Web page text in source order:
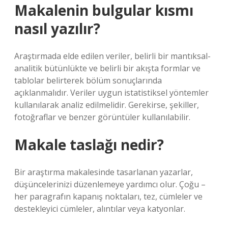
Makalenin bulgular kısmı
nasıl yazılır?
Araştırmada elde edilen veriler, belirli bir mantıksal-
analitik bütünlükte ve belirli bir akışta formlar ve
tablolar belirterek bölüm sonuçlarında
açıklanmalıdır. Veriler uygun istatistiksel yöntemler
kullanılarak analiz edilmelidir. Gerekirse, şekiller,
fotoğraflar ve benzer görüntüler kullanılabilir.
Makale taslağı nedir?
Bir araştırma makalesinde tasarlanan yazarlar,
düşüncelerinizi düzenlemeye yardımcı olur. Çoğu –
her paragrafın kapanış noktaları, tez, cümleler ve
destekleyici cümleler, alıntılar veya katyonlar.